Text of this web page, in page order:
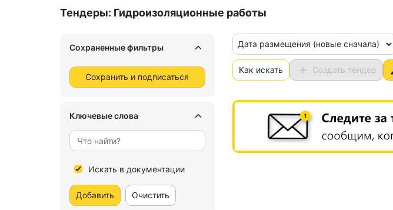
Тендеры: Гидроизоляционные работы
Сохраненные фильтры
Сохранить и подписаться
Ключевые слова
Искать в документации
Добавить Очистить
Дата размещения (новые сначала)
Как искать Создать тендер